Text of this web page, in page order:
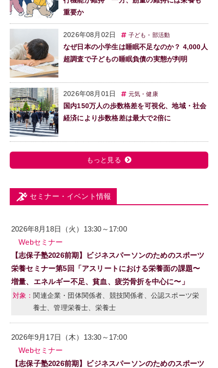
重要か
2026年08月02日 子ども・部活動
なぜ日本の小学生は睡眠不足なのか？ 4,000人
超調査で子どもの睡眠負債の実態が判明
2026年08月01日 元気・健康
国内150万人の歩数格差を可視化、地域・社会
経済により歩数格差は最大で2倍に
もっと見る
セミナー・イベント情報
2026年8月18日（火）13:30～17:00
Webセミナー
【志保子塾2026前期】ビジネスパーソンのためのスポーツ
栄養セミナー第5回「アスリートにおける栄養面の課題〜
増量、エネルギー不足、貧血、疲労骨折を中心に〜」
関連企業・団体関係者、競技関係者、公認スポーツ栄
養士、管理栄養士、栄養士
2026年9月17日（木）13:30～17:00
Webセミナー
【志保子塾2026前期】ビジネスパーソンのためのスポーツ